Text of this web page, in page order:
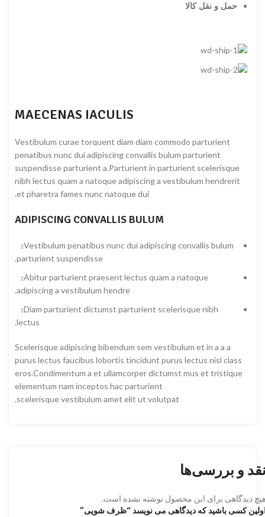
حمل و نقل کالا
MAECENAS IACULIS
Vestibulum curae torquent diam diam commodo parturient
penatibus nunc dui adipiscing convallis bulum parturient
suspendisse parturient a.Parturient in parturient scelerisque
nibh lectus quam a natoque adipiscing a vestibulum hendrerit
et pharetra fames nunc natoque dui.
ADIPISCING CONVALLIS BULUM
Vestibulum penatibus nunc dui adipiscing convallis bulum
parturient suspendisse.
Abitur parturient praesent lectus quam a natoque
adipiscing a vestibulum hendre.
Diam parturient dictumst parturient scelerisque nibh
lectus.
Scelerisque adipiscing bibendum sem vestibulum et in a a a
purus lectus faucibus lobortis tincidunt purus lectus nisl class
eros.Condimentum a et ullamcorper dictumst mus et tristique
elementum nam inceptos hac parturient
scelerisque vestibulum amet elit ut volutpat.
و بررسی‌ها
دیدگاهی برای این محصول نوشته نشده است.
کسی باشید که دیدگاهی می نویسد “ظرف شویی”